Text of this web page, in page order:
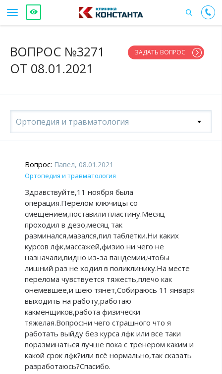
ВОПРОС №3271
ОТ 08.01.2021
ЗАДАТЬ ВОПРОС
Ортопедия и травматология
Вопрос: Павел, 08.01.2021
Ортопедия и травматология
Здравствуйте,11 ноября была
операция.Перелом ключицы со
смещением,поставили пластину.Месяц
проходил в дезо,месяц так
разминался,мазался,пил таблетки.Ни каких
курсов лфк,массажей,физио ни чего не
назначали,видно из-за пандемии,чтобы
лишний раз не ходил в поликлинику.На месте
перелома чувствуется тяжесть,плечо как
онемевшее,и шею тянет,Собираюсь 11 января
выходить на работу,работаю
какменщиков,работа физически
тяжелая.Вопрос:ни чего страшного что я
работать выйду без курса лфк или все таки
поразминаться лучше пока с тренером каким и
какой срок лфк?или всё нормально,так сказать
разработаюсь?Спасибо.